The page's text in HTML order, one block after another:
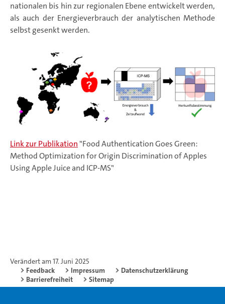
nationalen bis hin zur regionalen Ebene entwickelt werden,
als auch der Energieverbrauch der analytischen Methode
selbst gesenkt werden.
Link zur Publikation "Food Authentication Goes Green:
Method Optimization for Origin Discrimination of Apples
Using Apple Juice and ICP-MS"
Verändert am 17. Juni 2025
Feedback
Impressum
Datenschutzerklärung
Barrierefreiheit
Sitemap